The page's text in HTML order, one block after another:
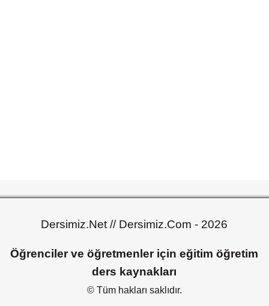
Dersimiz.Net // Dersimiz.Com - 2026
Öğrenciler ve öğretmenler için eğitim öğretim
ders kaynakları
© Tüm hakları saklıdır.